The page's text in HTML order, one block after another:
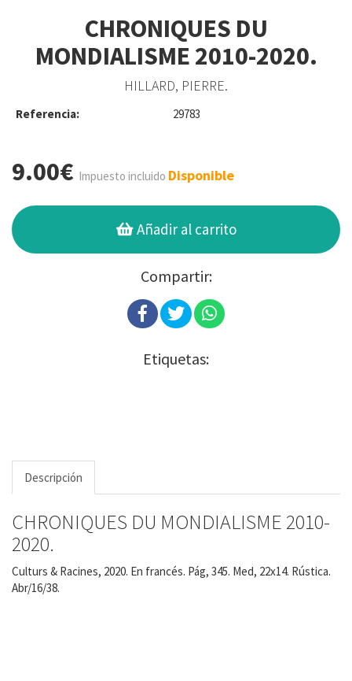
CHRONIQUES DU
MONDIALISME 2010-2020.
HILLARD, PIERRE.
Referencia: 29783
9.00€ Impuesto incluido Disponible
Añadir al carrito
Compartir:
Etiquetas:
Descripción
CHRONIQUES DU MONDIALISME 2010-
2020.
Culturs & Racines, 2020. En francés. Pág, 345. Med, 22x14. Rústica.
Abr/16/38.